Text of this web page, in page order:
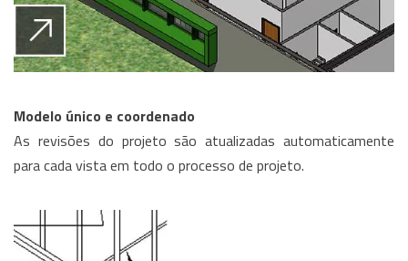
Modelo único e coordenado
As revisões do projeto são atualizadas automaticamente
para cada vista em todo o processo de projeto.